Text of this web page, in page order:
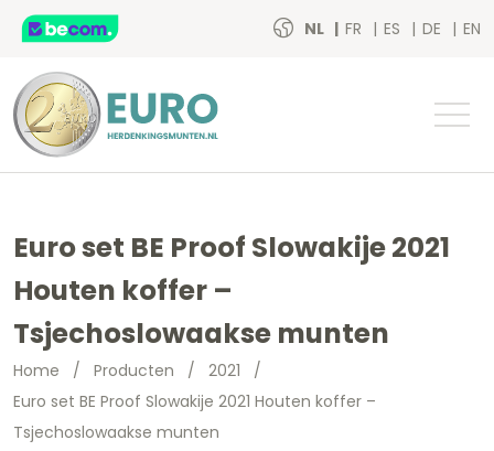
NL FR ES DE EN
Euro set BE Proof Slowakije 2021
Houten koffer –
Tsjechoslowaakse munten
Home / Producten / 2021 /
Euro set BE Proof Slowakije 2021 Houten koffer –
Tsjechoslowaakse munten